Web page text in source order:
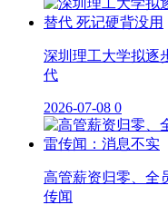
深圳理工大学拟逐
代
2026-07-08 0
高管薪资归零、全
传闻